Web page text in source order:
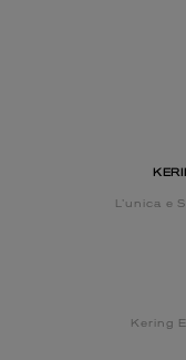
L’unica e
Kering